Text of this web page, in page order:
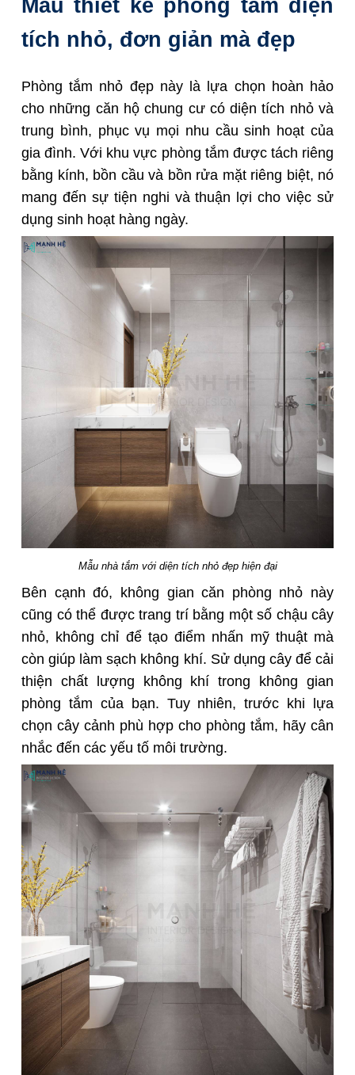
Mẫu thiết kế phòng tắm diện
tích nhỏ, đơn giản mà đẹp
Phòng tắm nhỏ đẹp này là lựa chọn hoàn hảo
cho những căn hộ chung cư có diện tích nhỏ và
trung bình, phục vụ mọi nhu cầu sinh hoạt của
gia đình. Với khu vực phòng tắm được tách riêng
bằng kính, bồn cầu và bồn rửa mặt riêng biệt, nó
mang đến sự tiện nghi và thuận lợi cho việc sử
dụng sinh hoạt hàng ngày.
Mẫu nhà tắm với diện tích nhỏ đẹp hiện đại
Bên cạnh đó, không gian căn phòng nhỏ này
cũng có thể được trang trí bằng một số chậu cây
nhỏ, không chỉ để tạo điểm nhấn mỹ thuật mà
còn giúp làm sạch không khí. Sử dụng cây để cải
thiện chất lượng không khí trong không gian
phòng tắm của bạn. Tuy nhiên, trước khi lựa
chọn cây cảnh phù hợp cho phòng tắm, hãy cân
nhắc đến các yếu tố môi trường.